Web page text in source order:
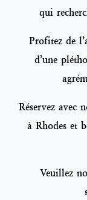
qui
Profitez de
d’une
Réservez avec
à Rhodes et
Veuillez